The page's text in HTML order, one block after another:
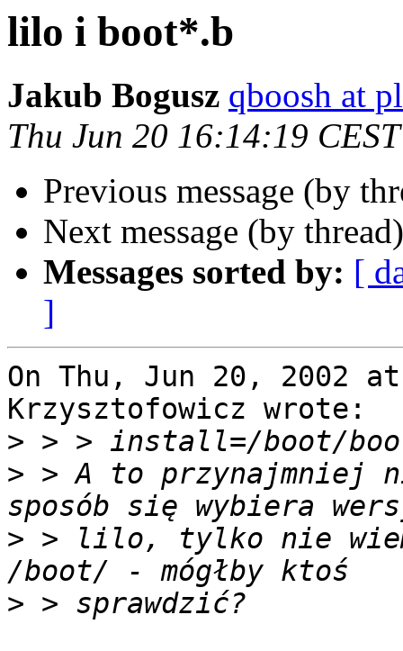
lilo i boot*.b
Jakub Bogusz qboosh at
Thu Jun 20 16:14:19
Previous message (by
Next message (by
Messages sorted by: [
]
On Thu, Jun 20, 2002
Krzysztofowicz wrote:
>
> > A to przynajmniej
> > lilo, tylko nie
>